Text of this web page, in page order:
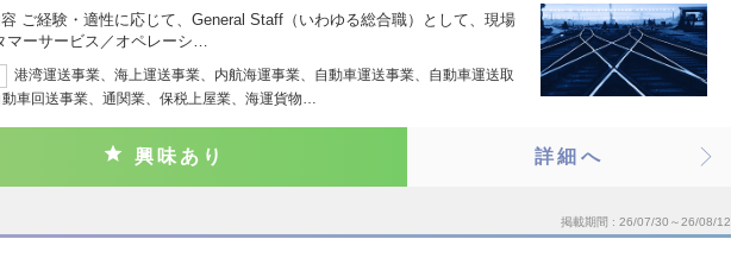
ご経験・適性に応じて、General Staff（いわゆる総合職）として、現場
マーサービス／オペレーシ…
港湾運送事業、海上運送事業、内航海運事業、自動車運送事業、自動車運送取
車回送事業、通関業、保税上屋業、海運貨物…
興味あり 詳細へ
掲載期間 26/07/30～26/08/12